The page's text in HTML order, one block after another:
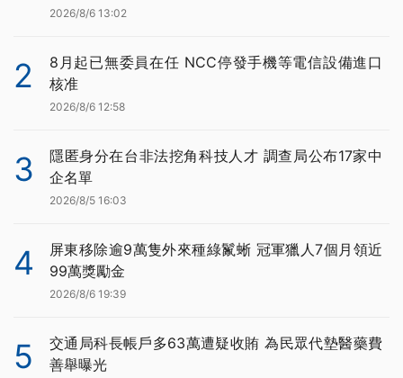
2026/8/6 13:02
2
8月起已無委員在任 NCC停發手機等電信設備進口
核准
2026/8/6 12:58
3
隱匿身分在台非法挖角科技人才 調查局公布17家中
企名單
2026/8/5 16:03
4
屏東移除逾9萬隻外來種綠鬣蜥 冠軍獵人7個月領近
99萬獎勵金
2026/8/6 19:39
5
交通局科長帳戶多63萬遭疑收賄 為民眾代墊醫藥費
善舉曝光